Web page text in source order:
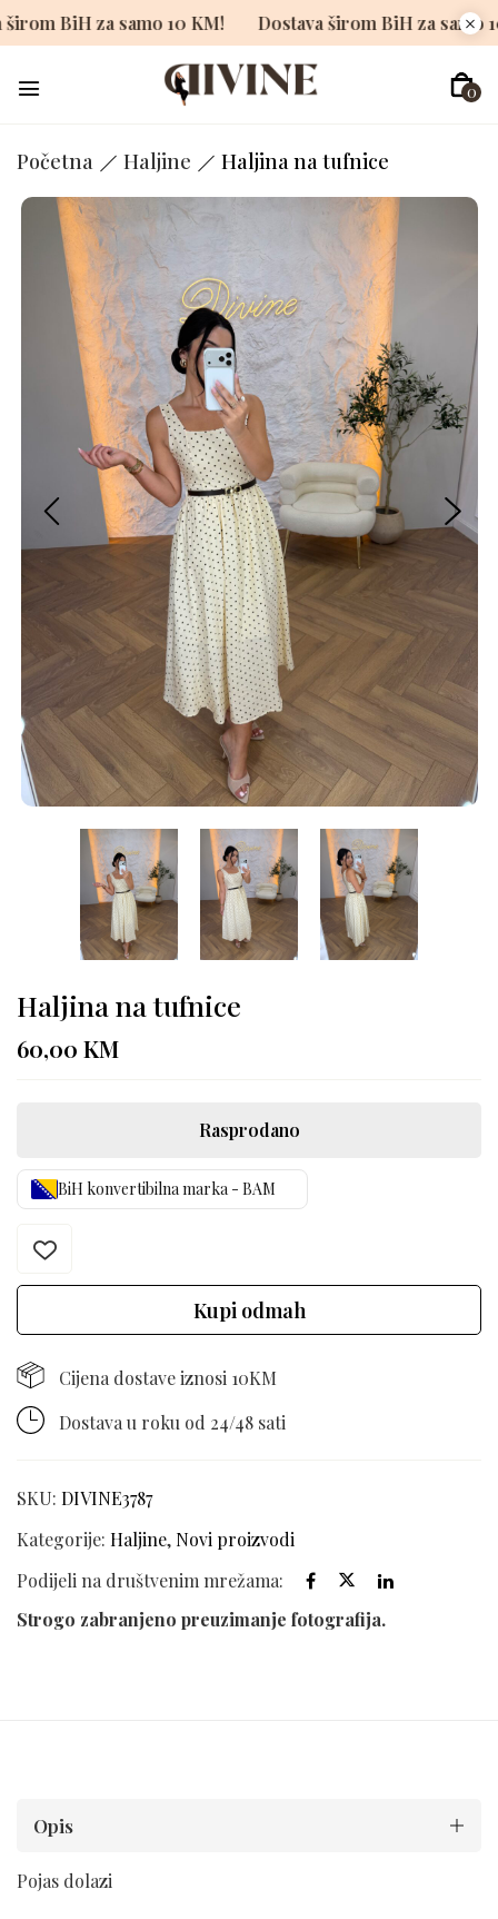
širom BiH za samo 10 KM! Dostava širom BiH za
0
Početna Haljine Haljina na tufnice
Haljina na tufnice
60,00 KM
Rasprodano
BiH konvertibilna marka - BAM
Kupi odmah
Cijena dostave iznosi 10KM
Dostava u roku od 24/48 sati
SKU: DIVINE3787
Kategorije: Haljine, Novi proizvodi
Podijeli na društvenim mrežama:
Strogo zabranjeno preuzimanje fotografija.
Opis
Pojas dolazi